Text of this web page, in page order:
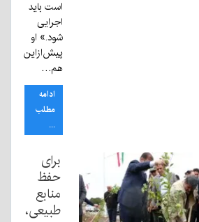
است باید
اجرایی
شود.» او
پیش‌ازاین
هم…
ادامه
مطلب
...
برای
حفظ
منابع
طبیعی،